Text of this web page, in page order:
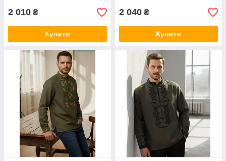
2 010 ₴
Купити
2 040 ₴
Купити